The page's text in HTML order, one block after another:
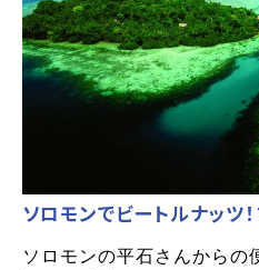
ソロモンでビートルナッツ！
ソロモンの平石さんからの